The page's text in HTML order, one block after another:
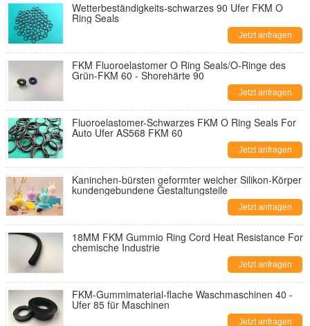
Wetterbeständigkeits-schwarzes 90 Ufer FKM O
Ring Seals
Jetzt anfragen
FKM Fluoroelastomer O Ring Seals/O-Ringe des
Grün-FKM 60 - Shorehärte 90
Jetzt anfragen
Fluoroelastomer-Schwarzes FKM O Ring Seals For
Auto Ufer AS568 FKM 60
Jetzt anfragen
Kaninchen-bürsten geformter weicher Silikon-Körper
kundengebundene Gestaltungsteile
Jetzt anfragen
18MM FKM Gummio Ring Cord Heat Resistance For
chemische Industrie
Jetzt anfragen
FKM-Gummimaterial-flache Waschmaschinen 40 -
Ufer 85 für Maschinen
Jetzt anfragen